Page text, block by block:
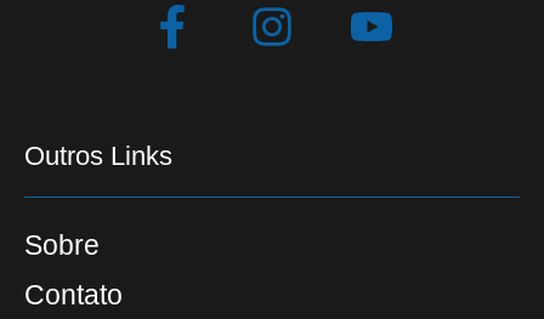
Outros Links
Sobre
Contato